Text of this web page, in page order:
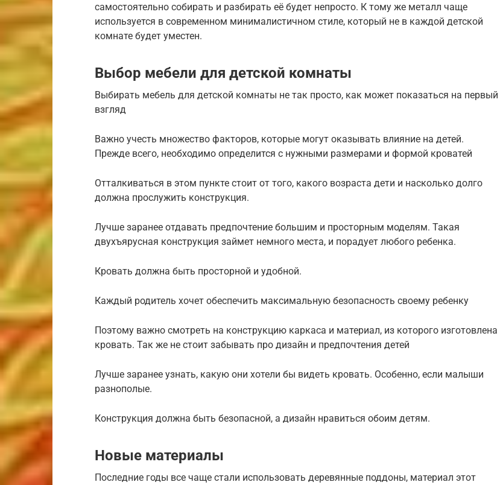
самостоятельно собирать и разбирать её будет непросто. К тому же металл чаще
используется в современном минималистичном стиле, который не в каждой детской
комнате будет уместен.
Выбор мебели для детской комнаты
Выбирать мебель для детской комнаты не так просто, как может показаться на первый
взгляд
Важно учесть множество факторов, которые могут оказывать влияние на детей.
Прежде всего, необходимо определится с нужными размерами и формой кроватей
Отталкиваться в этом пункте стоит от того, какого возраста дети и насколько долго
должна прослужить конструкция.
Лучше заранее отдавать предпочтение большим и просторным моделям. Такая
двухъярусная конструкция займет немного места, и порадует любого ребенка.
Кровать должна быть просторной и удобной.
Каждый родитель хочет обеспечить максимальную безопасность своему ребенку
Поэтому важно смотреть на конструкцию каркаса и материал, из которого изготовлена
кровать. Так же не стоит забывать про дизайн и предпочтения детей
Лучше заранее узнать, какую они хотели бы видеть кровать. Особенно, если малыши
разнополые.
Конструкция должна быть безопасной, а дизайн нравиться обоим детям.
Новые материалы
Последние годы все чаще стали использовать деревянные поддоны, материал этот